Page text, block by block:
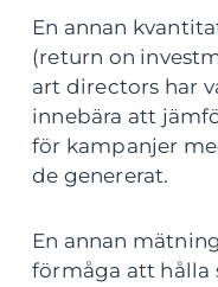
En annan
(return on
art directors har
innebära att
för kampanjer
de genererat.
En annan
förmåga att hålla